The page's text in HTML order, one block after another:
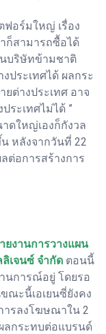
ฟอร์มใหญ่ เรื่อง
ก็สามารถซื้อได้
นบริษัทข้ามชาติ
ประเทศได้ ผลกระ
ยต่างประเทศ อาจ
ระเทศไม่ได้ ”
ดใหญ่เองก็กังวล
หลังจากวันที่ 22
ต่อการสร้างการ
ยงานการวางแผน
เจนซ์ จํากัด ตอนนี้
นการณ์อยู่ โดยรอ
ณะนี้เอเยนซี่ยังคง
ารลงโฆษณาใน 2
ลกระทบต่อแบรนด์